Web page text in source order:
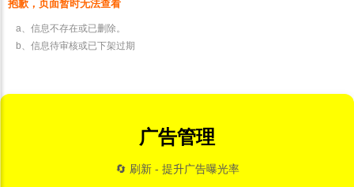
抱歉，页面暂时无法查看
a、信息不存在或已删除。
b、信息待审核或已下架过期
广告管理
🔄 刷新 - 提升广告曝光率